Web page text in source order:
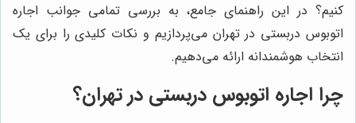
کنیم؟ در این راهنمای جامع، به بررسی تمامی جوانب اجاره
اتوبوس دربستی در تهران می‌پردازیم و نکات کلیدی را برای یک
انتخاب هوشمندانه ارائه می‌دهیم.
چرا اجاره اتوبوس دربستی در تهران؟